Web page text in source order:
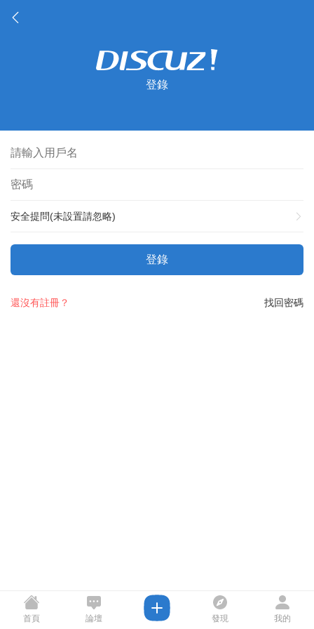
登錄
安全提問(未設置請忽略)
登錄
找回密碼
還沒有註冊？
首頁 論壇 發現 我的